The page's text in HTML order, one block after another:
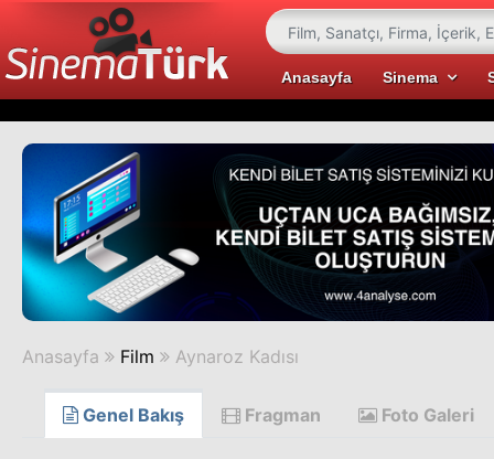
Anasayfa Sinema
Anasayfa Film Aynaroz Kadısı
Genel Bakış Fragman Foto Galeri